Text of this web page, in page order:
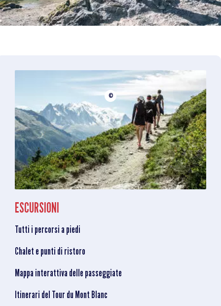
©
ESCURSIONI
Tutti i percorsi a piedi
Chalet e punti di ristoro
Mappa interattiva delle passeggiate
Itinerari del Tour du Mont Blanc